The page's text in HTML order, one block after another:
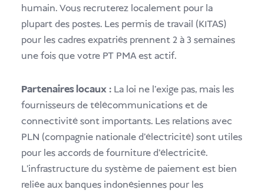
humain. Vous recruterez localement pour la
plupart des postes. Les permis de travail (KITAS)
pour les cadres expatriés prennent 2 à 3 semaines
une fois que votre PT PMA est actif.
Partenaires locaux : La loi ne l'exige pas, mais les
fournisseurs de télécommunications et de
connectivité sont importants. Les relations avec
PLN (compagnie nationale d'électricité) sont utiles
pour les accords de fourniture d'électricité.
L'infrastructure du système de paiement est bien
reliée aux banques indonésiennes pour les